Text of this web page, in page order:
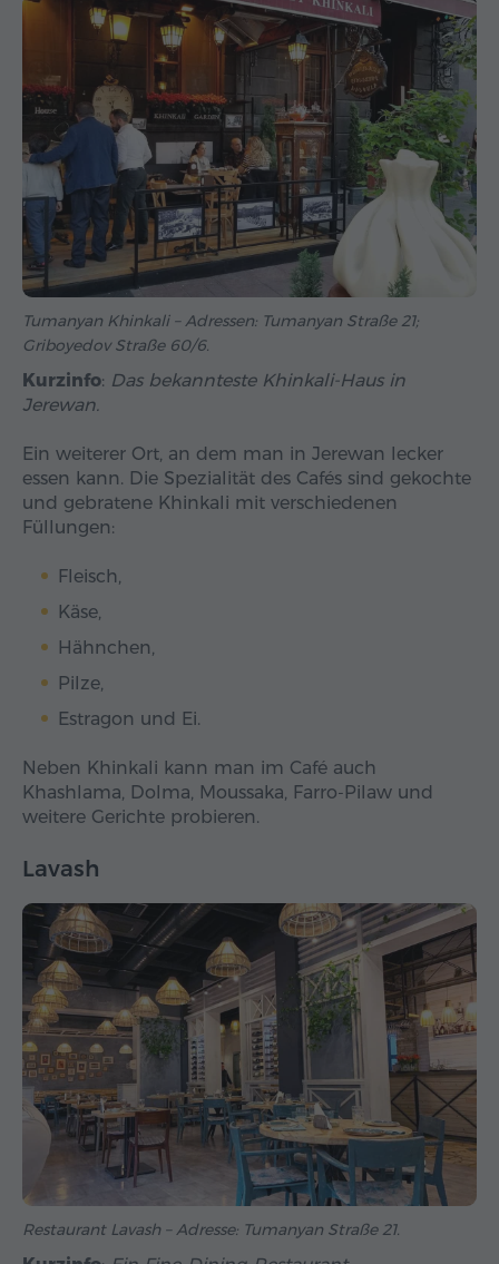
Tumanyan Khinkali – Adressen: Tumanyan Straße 21;
Griboyedov Straße 60/6.
Kurzinfo: Das bekannteste Khinkali-Haus in
Jerewan.
Ein weiterer Ort, an dem man in Jerewan lecker
essen kann. Die Spezialität des Cafés sind gekochte
und gebratene Khinkali mit verschiedenen
Füllungen:
Fleisch,
Käse,
Hähnchen,
Pilze,
Estragon und Ei.
Neben Khinkali kann man im Café auch
Khashlama, Dolma, Moussaka, Farro-Pilaw und
weitere Gerichte probieren.
Lavash
Restaurant Lavash – Adresse: Tumanyan Straße 21.